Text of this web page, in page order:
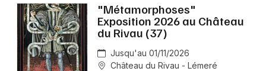
"Métamorphoses"
Exposition 2026 au Château
du Rivau (37)
Jusqu'au 01/11/2026
Château du Rivau - Lémeré